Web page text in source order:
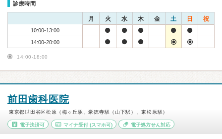
診療時間
月 火 水 木 金 土 日 祝
10:00-13:00
14:00-20:00
14:00-18:00
前田歯科医院
東京都世田谷区松原（梅ヶ丘駅、豪徳寺駅（山下駅）、東松原駅）
電子決済可 マイナ受付(スマホ可) 電子処方せん対応